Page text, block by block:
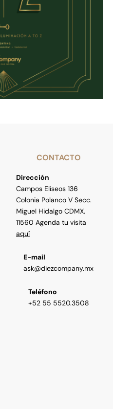
CONTACTO
Dirección
Campos Elíseos 136
Colonia Polanco V Secc.
Miguel Hidalgo CDMX,
11560 Agenda tu visita
aquí
E-mail
ask@diezcompany.mx
Teléfono
+52 55 5520.3508